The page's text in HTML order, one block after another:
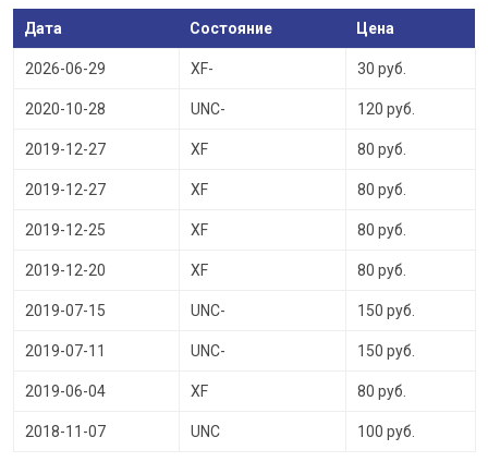
Дата Состояние Цена
2026-06-29 XF- 30 руб.
2020-10-28 UNC- 120 руб.
2019-12-27 XF 80 руб.
2019-12-27 XF 80 руб.
2019-12-25 XF 80 руб.
2019-12-20 XF 80 руб.
2019-07-15 UNC- 150 руб.
2019-07-11 UNC- 150 руб.
2019-06-04 XF 80 руб.
2018-11-07 UNC 100 руб.